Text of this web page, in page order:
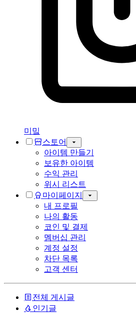
미밐
스토어
아이템 만들기
보유한 아이템
수익 관리
위시 리스트
마이페이지
내 프로필
나의 활동
코인 및 결제
멤버십 관리
계정 설정
차단 목록
고객 센터
전체 게시글
인기글